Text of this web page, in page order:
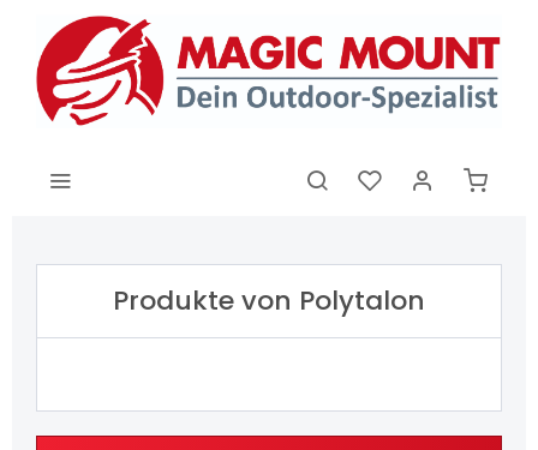
Produkte von Polytalon